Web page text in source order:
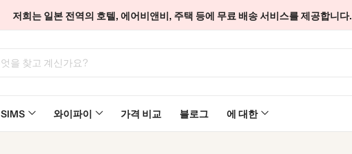
저희는 일본 전역의 호텔, 에어비앤비, 주택 등에 무료 배송 서비스를 제공합니다.
SIMS 와이파이 가격 비교 블로그 에 대한